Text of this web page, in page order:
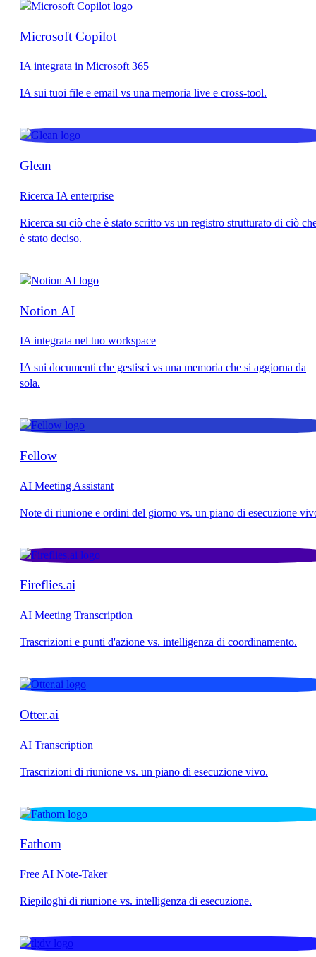
Microsoft Copilot
IA integrata in Microsoft 365
Glean
Ricerca IA enterprise
Notion AI
IA integrata nel tuo workspace
Fellow
AI Meeting Assistant
Fireflies.ai
AI Meeting Transcription
Otter.ai
AI Transcription
Fathom
Free AI Note-Taker